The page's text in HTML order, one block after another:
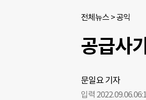
전체뉴스 >공익
공급사
문일요 기자
입력 2022.09.06.